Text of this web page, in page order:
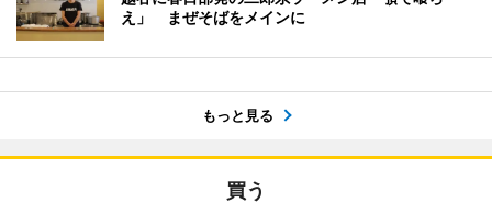
え」 まぜそばをメインに
もっと見る
買う